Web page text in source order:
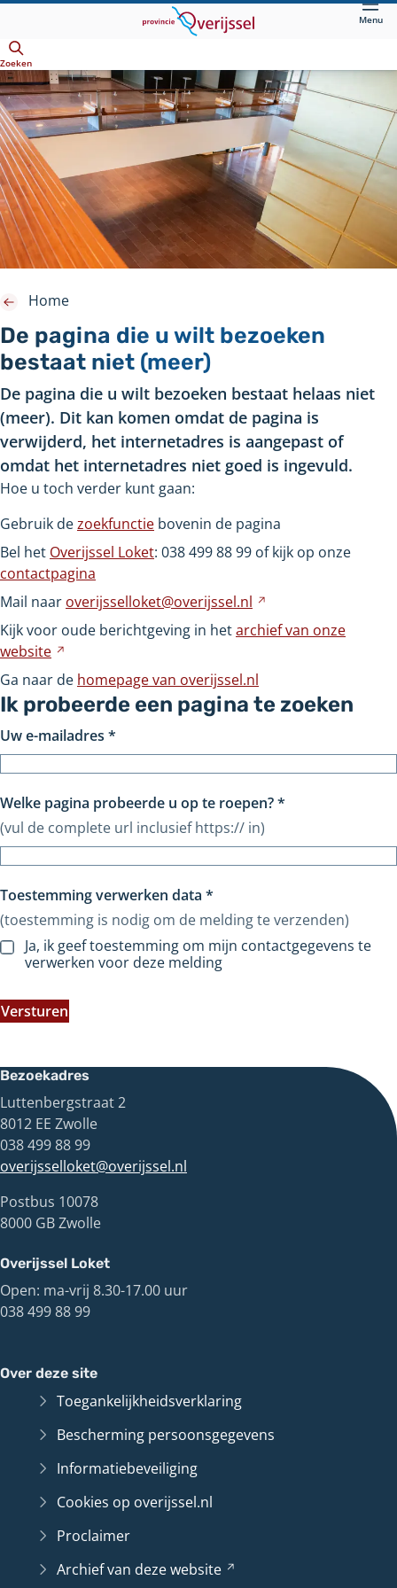
hoofdinhoud
Menu
Zoeken
De pagina die u wilt bezoeken
bestaat niet (meer)
Home
De pagina die u wilt bezoeken bestaat helaas niet
(meer). Dit kan komen omdat de pagina is
verwijderd, het internetadres is aangepast of
omdat het internetadres niet goed is ingevuld.
Hoe u toch verder kunt gaan:
Gebruik dezoekfunctie bovenin de pagina
Bel het Overijssel Loket: 0384998899 of kijk op onze
contactpagina
Mail naar overijsselloket@overijssel.nl
naar
Kijk voor oude berichtgeving in hetarchief van onze
website
naar
andere
website
Ga naar de homepage van overijssel.nl
Ik probeerde een pagina te zoeken
Uw e-mailadres *
Welke pagina probeerde u op te roepen?*
(vul de complete url inclusief https:// in)
Toestemming verwerken data *
(toestemming is nodig om de melding te verzenden)
Ja, ik geef toestemming om mijn contactgegevens te
verwerken voor deze melding
Versturen
Bezoekadres
Luttenbergstraat 2
8012 EE Zwolle
038 499 88 99
overijsselloket@overijssel.nl
Postbus 10078
8000 GB Zwolle
Overijssel Loket
Open: ma-vrij 8.30-17.00 uur
038 499 88 99
Over deze site
Toegankelijkheidsverklaring
Bescherming persoonsgegevens
Informatiebeveiliging
Cookies op overijssel.nl
Proclaimer
Archief van dezewebsite